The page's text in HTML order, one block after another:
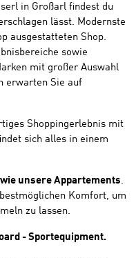
in Großarl findest du
lässt. Modernste
ausgestatteten Shop.
sowie
mit großer Auswahl
erwarten Sie auf
Shoppingerlebnis mit
sich alles in einem
unsere Appartements.
Komfort, um
zu lassen.
- Sportequipment.